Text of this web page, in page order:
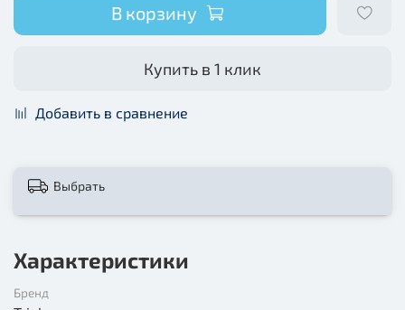
В корзину
Купить в 1 клик
Добавить в сравнение
Выбрать
Характеристики
Бренд